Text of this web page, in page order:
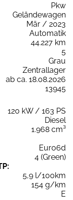
Pkw
Geländewagen
Mär / 2023
Automatik
44.227 km
5
Grau
Zentrallager
ab ca. 18.08.2026
13945
120 kW / 163 PS
Diesel
1.968 cm³
Euro6d
4 (Green)
5,9 l/100km
154 g/km
E